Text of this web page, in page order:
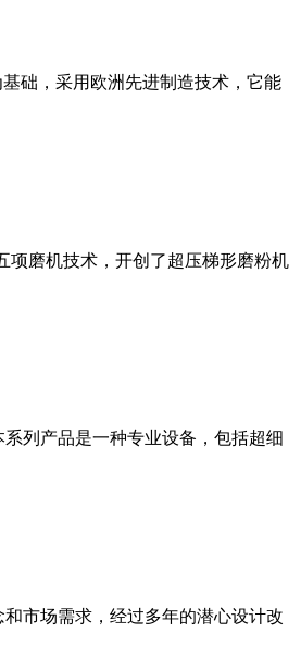
础，采用欧洲先进制造技术，它能
项磨机技术，开创了超压梯形磨粉机
列产品是一种专业设备，包括超细
市场需求，经过多年的潜心设计改